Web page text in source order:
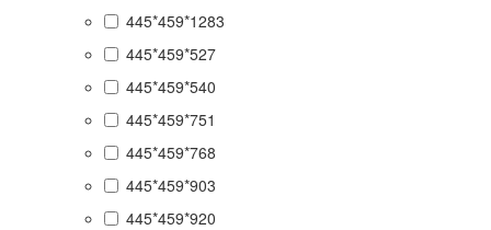
445*459*1283
445*459*527
445*459*540
445*459*751
445*459*768
445*459*903
445*459*920